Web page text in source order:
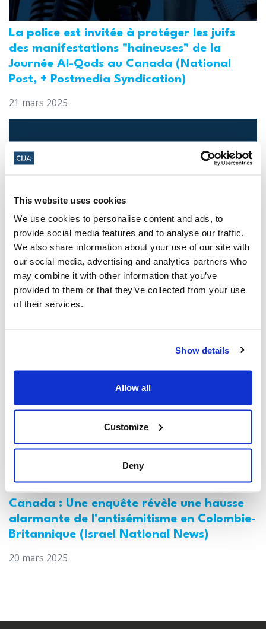
This website uses cookies
We use cookies to personalise content and ads, to
provide social media features and to analyse our traffic.
We also share information about your use of our site with
our social media, advertising and analytics partners who
may combine it with other information that you’ve
provided to them or that they’ve collected from your use
of their services.
Show details
Allow all
Customize
Deny
La police est invitée à protéger les juifs
des manifestations "haineuses" de la
Journée Al-Qods au Canada (National
Post, + Postmedia Syndication)
21 mars 2025
Les dirigeants juifs réagissent à la
libération sous caution d'un homme de
Toronto accusé de multiples agressions
antisémites au cours de l'année écoulée
Canada : Une enquête révèle une hausse
alarmante de l'antisémitisme en Colombie-
Britannique (Israel National News)
20 mars 2025